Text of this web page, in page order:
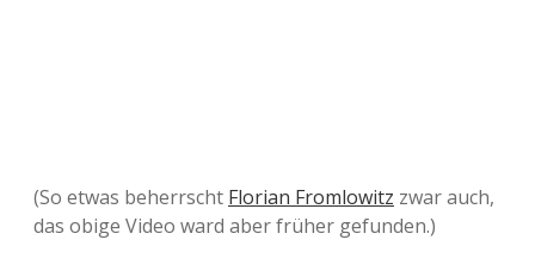
(So etwas beherrscht Florian Fromlowitz zwar auch,
das obige Video ward aber früher gefunden.)